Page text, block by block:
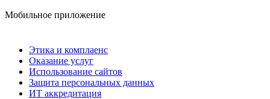
Мобильное приложение
Этика и комплаенс
Оказание услуг
Использование сайтов
Защита персональных данных
ИТ аккредитация